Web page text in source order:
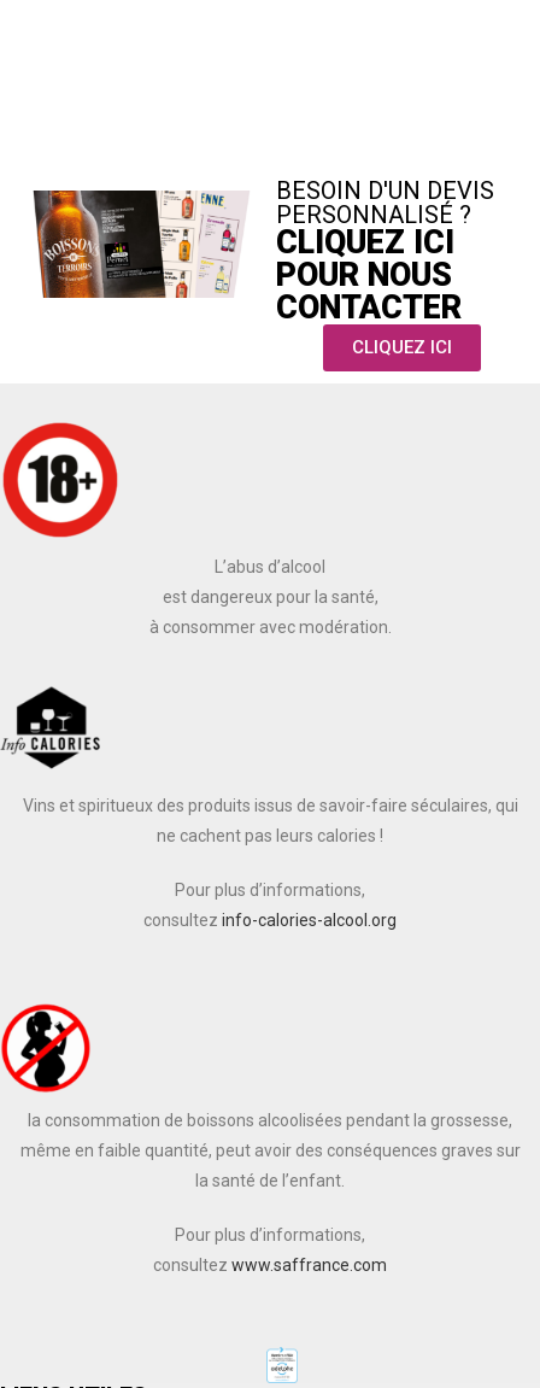
BESOIN D'UN DEVIS
PERSONNALISÉ ?
CLIQUEZ ICI
POUR NOUS
CONTACTER
CLIQUEZ ICI
L’abus d’alcool
est dangereux pour la santé,
à consommer avec modération.
Vins et spiritueux des produits issus de savoir-faire séculaires, qui
ne cachent pas leurs calories !
Pour plus d’informations,
consultez info-calories-alcool.org
la consommation de boissons alcoolisées pendant la grossesse,
même en faible quantité, peut avoir des conséquences graves sur
la santé de l’enfant.
Pour plus d’informations,
consultez www.saffrance.com